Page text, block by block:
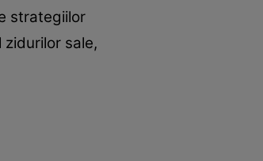
strategiilor
sale,